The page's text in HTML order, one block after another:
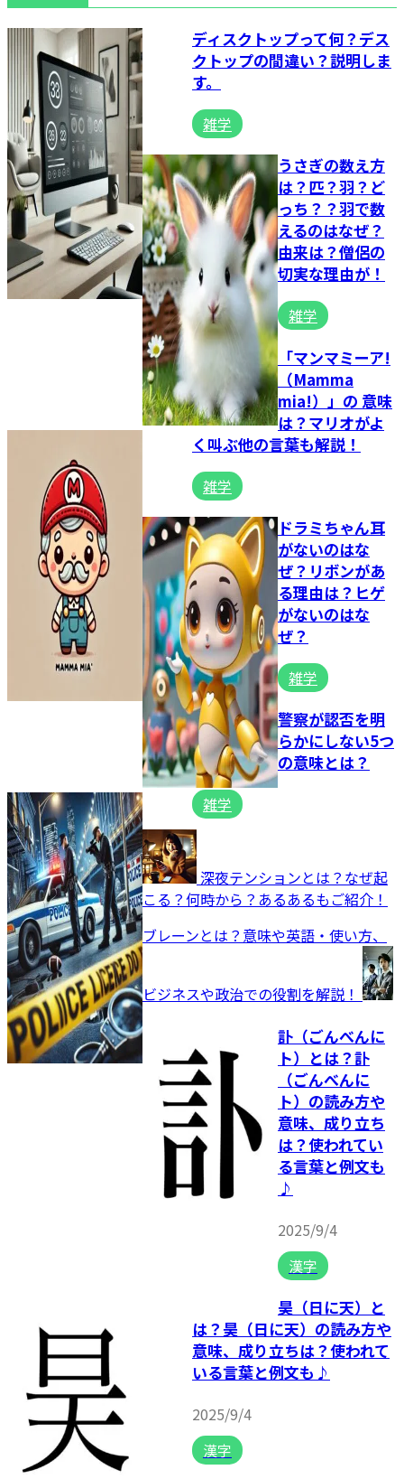
ディスクトップって何？デス
クトップの間違い？説明しま
す。
雑学
うさぎの数え方
は？匹？羽？ど
っち？？羽で数
えるのはなぜ？
由来は？僧侶の
切実な理由が！
雑学
「マンマミーア!
（Mamma
mia!）」の 意味
は？マリオがよ
く叫ぶ他の言葉も解説！
雑学
ドラミちゃん耳
がないのはな
ぜ？リボンがあ
る理由は？ヒゲ
がないのはな
ぜ？
雑学
警察が認否を明
らかにしない5つ
の意味とは？
雑学
深夜テンションとは？なぜ起
こる？何時から？あるあるもご紹介！
ブレーンとは？意味や英語・使い方、
ビジネスや政治での役割を解説！
訃（ごんべんに
ト）とは？訃
（ごんべんに
ト）の読み方や
意味、成り立ち
は？使われてい
る言葉と例文も
♪
2025/9/4
漢字
昊（日に天）と
は？昊（日に天）の読み方や
意味、成り立ちは？使われて
いる言葉と例文も♪
2025/9/4
漢字